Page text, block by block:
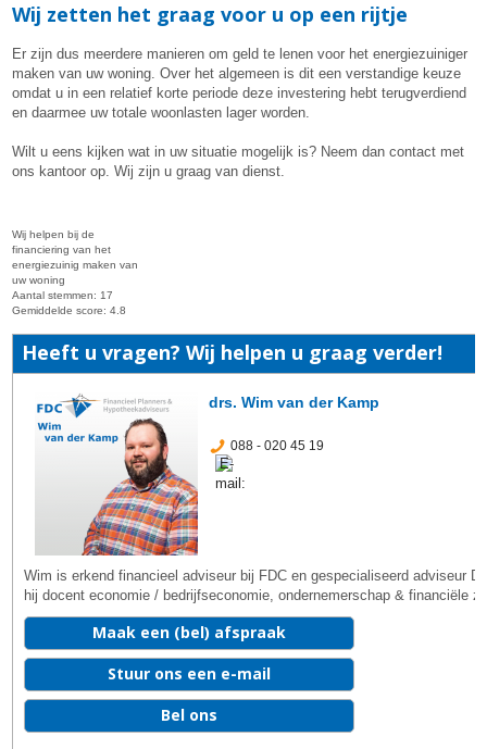
Wij zetten het graag voor u op een rijtje
Er zijn dus meerdere manieren om geld te lenen voor het energiezuiniger
maken van uw woning. Over het algemeen is dit een verstandige keuze
omdat u in een relatief korte periode deze investering hebt terugverdiend
en daarmee uw totale woonlasten lager worden.
Wilt u eens kijken wat in uw situatie mogelijk is? Neem dan contact met
ons kantoor op. Wij zijn u graag van dienst.
Wij helpen bij de
financiering van het
energiezuinig maken van
uw woning
Aantal stemmen:17
Gemiddelde score:4.8
Heeft u vragen? Wij helpen u graag verder!
drs. Wim van der Kamp
088 - 020 45 19
Wim is erkend financieel adviseur bij FDC en gespecialiseerd adviseur
hij docent economie / bedrijfseconomie, ondernemerschap & financiële
Maak een (bel) afspraak
Stuur ons een e-mail
Bel ons